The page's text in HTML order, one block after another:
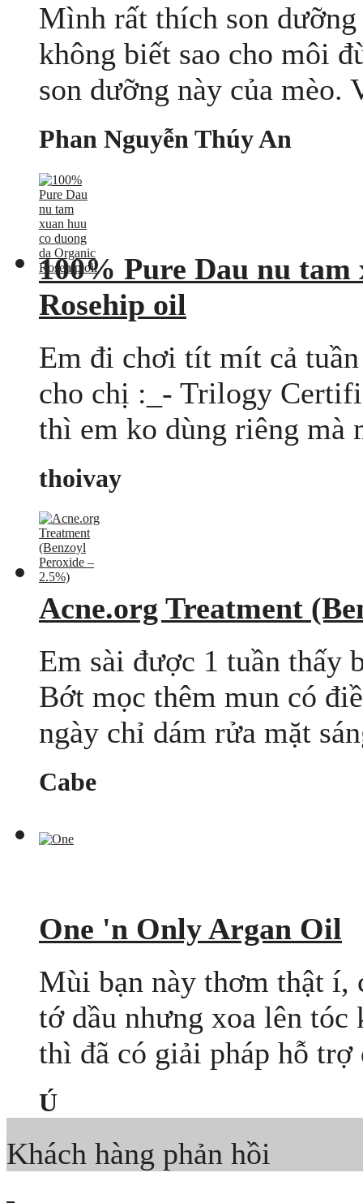
Mình rất thích son
không biết sao cho môi
son dưỡng này của
Phan Nguyễn Thúy An
100% Pure Dau nu
Rosehip oil
Em đi chơi tít mít cả
cho chị :_- Trilogy
thì em ko dùng riêng mà
thoivay
Acne.org Treatment
Em sài được 1 tuần thấy
Bớt mọc thêm mun có
ngày chỉ dám rửa mặt
Cabe
One 'n Only Argan Oil
Mùi bạn này thơm thật í,
tớ dầu nhưng xoa lên
thì đã có giải pháp hỗ trợ
Ú
Khách hàng phản hồi